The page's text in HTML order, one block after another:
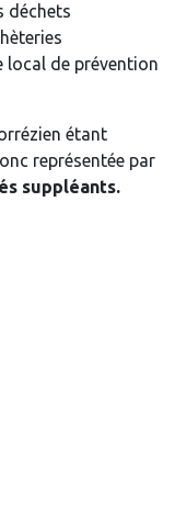
déchets
local de prévention
étant
représentée par
suppléants.